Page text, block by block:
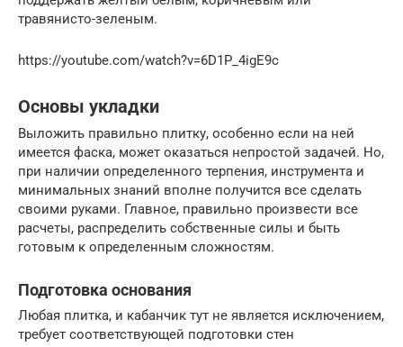
травянисто-зеленым.
https://youtube.com/watch?v=6D1P_4igE9c
Основы укладки
Выложить правильно плитку, особенно если на ней
имеется фаска, может оказаться непростой задачей. Но,
при наличии определенного терпения, инструмента и
минимальных знаний вполне получится все сделать
своими руками. Главное, правильно произвести все
расчеты, распределить собственные силы и быть
готовым к определенным сложностям.
Подготовка основания
Любая плитка, и кабанчик тут не является исключением,
требует соответствующей подготовки стен